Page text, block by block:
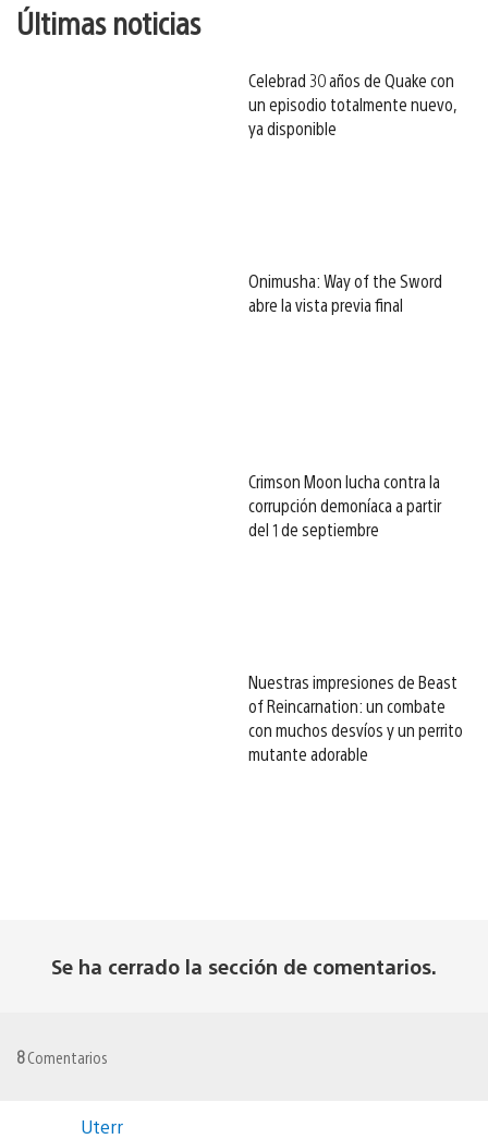
Últimas noticias
Celebrad 30 años de Quake con
un episodio totalmente nuevo,
ya disponible
Onimusha: Way of the Sword
abre la vista previa final
Crimson Moon lucha contra la
corrupción demoníaca a partir
del 1 de septiembre
Nuestras impresiones de Beast
of Reincarnation: un combate
con muchos desvíos y un perrito
mutante adorable
Se ha cerrado la sección de comentarios.
8Comentarios
Uterr